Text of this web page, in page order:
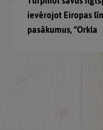
ievērojot Eiropas
pasākumus, “Orkla